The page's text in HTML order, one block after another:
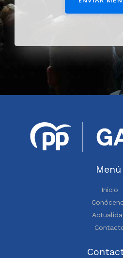
Menú
Inicio